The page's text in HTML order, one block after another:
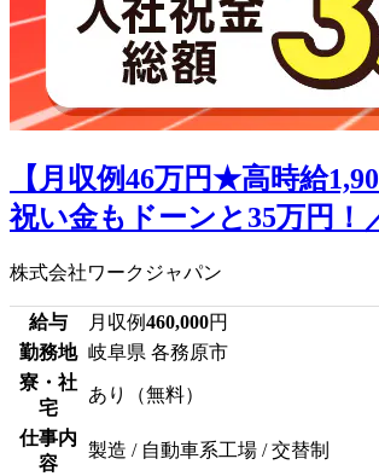
【月収例46万円★高時給
祝い金もドーンと35万円！
株式会社ワークジャパン
給与 月収例460,000円
勤務地 岐阜県 各務原市
寮・社
宅
あり（無料）
仕事内
容
製造 / 自動車系工場 / 交替制